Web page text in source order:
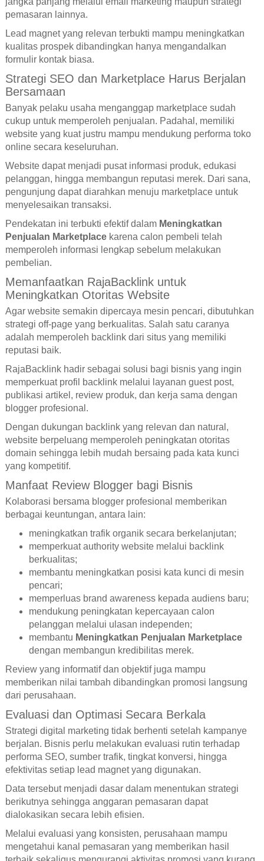
pemasaran lainnya.
Lead magnet yang relevan terbukti mampu meningkatkan
kualitas prospek dibandingkan hanya mengandalkan
formulir kontak biasa.
Strategi SEO dan Marketplace Harus Berjalan
Bersamaan
Banyak pelaku usaha menganggap marketplace sudah
cukup untuk memperoleh penjualan. Padahal, memiliki
website yang kuat justru mampu mendukung performa toko
online secara keseluruhan.
Website dapat menjadi pusat informasi produk, edukasi
pelanggan, hingga membangun reputasi merek. Dari sana,
pengunjung dapat diarahkan menuju marketplace untuk
menyelesaikan transaksi.
Pendekatan ini terbukti efektif dalam Meningkatkan
Penjualan Marketplacekarena calon pembeli telah
memperoleh informasi lengkap sebelum melakukan
pembelian.
Memanfaatkan RajaBacklink untuk
Meningkatkan Otoritas Website
Agar website semakin dipercaya mesin pencari, dibutuhkan
strategi off-page yang berkualitas. Salah satu caranya
adalah memperoleh backlink dari situs yang memiliki
reputasi baik.
RajaBacklink hadir sebagai solusi bagi bisnis yang ingin
memperkuat profil backlink melalui layanan guest post,
publikasi artikel, review produk, dan kerja sama dengan
blogger profesional.
Dengan dukungan backlink yang relevan dan natural,
website berpeluang memperoleh peningkatan otoritas
domain sehingga lebih mudah bersaing pada kata kunci
yang kompetitif.
Manfaat Review Blogger bagi Bisnis
Kolaborasi bersama blogger profesional memberikan
berbagai keuntungan, antara lain:
meningkatkan trafik organik secara berkelanjutan;
memperkuat authority website melalui backlink
berkualitas;
membantu meningkatkan posisi kata kunci di mesin
pencari;
memperluas brand awareness kepada audiens baru;
mendukung peningkatan kepercayaan calon
pelanggan melalui ulasan independen;
membantu Meningkatkan Penjualan Marketplace
dengan membangun kredibilitas merek.
Review yang informatif dan objektif juga mampu
memberikan nilai tambah dibandingkan promosi langsung
dari perusahaan.
Evaluasi dan Optimasi Secara Berkala
Strategi digital marketing tidak berhenti setelah kampanye
berjalan. Bisnis perlu melakukan evaluasi rutin terhadap
performa SEO, sumber trafik, tingkat konversi, hingga
efektivitas setiap lead magnet yang digunakan.
Data tersebut menjadi dasar dalam menentukan strategi
berikutnya sehingga anggaran pemasaran dapat
dialokasikan secara lebih efisien.
Melalui evaluasi yang konsisten, perusahaan mampu
mengetahui kanal pemasaran yang memberikan hasil